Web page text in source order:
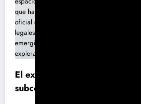
que habitan la pantalla. Estrenada en
oficial de la novela
de Bram
legales mediante cambios en nombres y
emergió fue mucho más que un pastiche:
explora la fragilidad humana frente a lo
El expresionismo como
subconsciente